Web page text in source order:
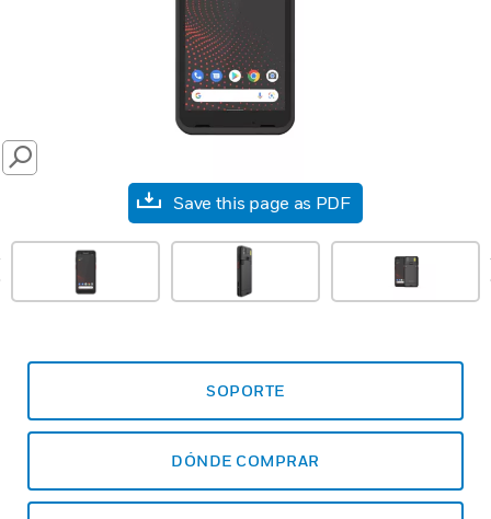
SEARCH
Save this page as PDF
SOPORTE
DÓNDE COMPRAR